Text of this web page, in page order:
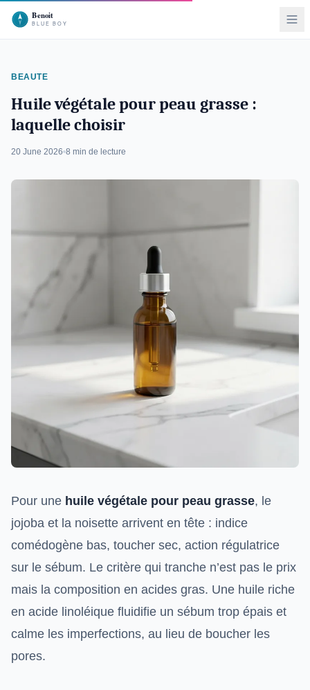
BEAUTE
Huile végétale pour peau grasse :
laquelle choisir
20 June 2026 8 min de lecture
Pour une huile végétale pour peau grasse, le
jojoba et la noisette arrivent en tête : indice
comédogène bas, toucher sec, action régulatrice
sur le sébum. Le critère qui tranche n’est pas le prix
mais la composition en acides gras. Une huile riche
en acide linoléique fluidifie un sébum trop épais et
calme les imperfections, au lieu de boucher les
pores.